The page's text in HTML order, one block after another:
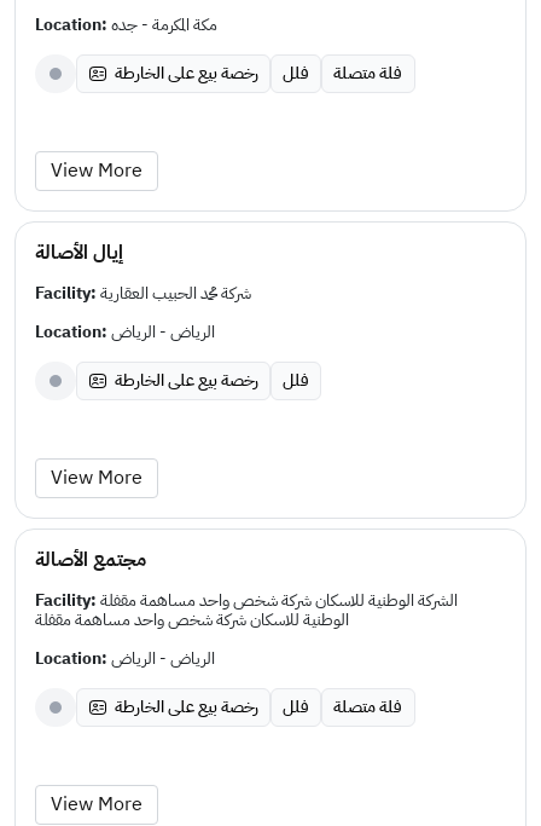
Location:مكة المكرمة - جده
رخصة بيع على الخارطة
فلل فلة متصلة
View More
إيال الأصالة
Facility:شركة محمد الحبيب العقارية
Location:الرياض - الرياض
رخصة بيع على الخارطة
فلل
View More
مجتمع الأصالة
Facility:الشركة الوطنية للاسكان شركة شخص واحد مساهمة مقفلة
الوطنية للاسكان شركة شخص واحد مساهمة مقفلة
Location:الرياض - الرياض
رخصة بيع على الخارطة
فلل فلة متصلة
View More